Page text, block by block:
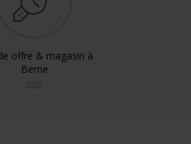
offre & magasin à
Berne